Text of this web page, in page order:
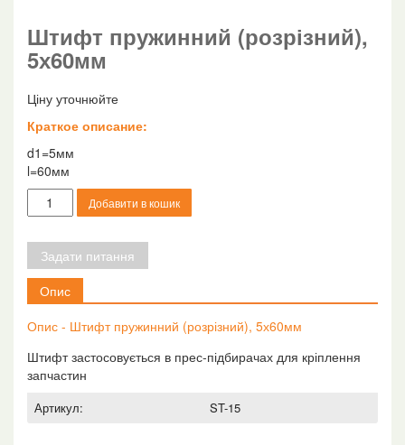
Штифт пружинний (розрізний),
5х60мм
Ціну уточнюйте
Краткое описание:
d1=5мм
l=60мм
Штифт
пружинний
5х60мм
кількість
Добавити в кошик
Задати питання
Опис
Опис - Штифт пружинний (розрізний), 5х60мм
Штифт застосовується в прес-підбирачах для кріплення
запчастин
Артикул: ST-15